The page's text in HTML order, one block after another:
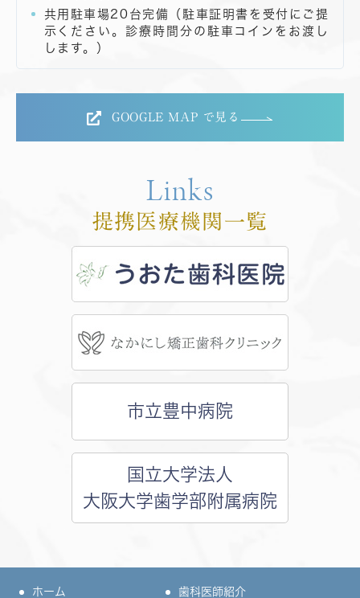
共用駐車場20台完備（駐車証明書を受付にご提
示ください。診療時間分の駐車コインをお渡し
します。）
GOOGLE MAP で見る
Links
提携医療機関一覧
市立豊中病院
国立大学法人
大阪大学歯学部附属病院
ホーム
歯科医師紹介